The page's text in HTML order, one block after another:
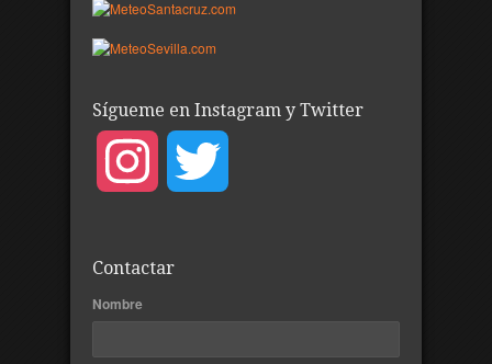
Sígueme en Instagram y Twitter
Instagram
Contactar
Nombre